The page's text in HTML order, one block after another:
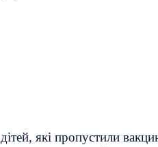
які пропустили